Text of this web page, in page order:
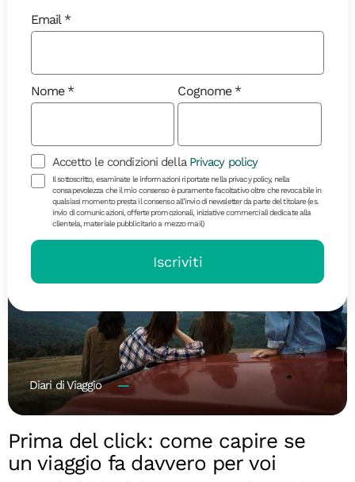
La magia della Scozia: Hogwarts
Express, castelli e isole
misteriose
Diari di Viaggio
Prima del click: come capire se
un viaggio fa davvero per voi
Email
Nome Cognome
Accetto le condizioni della Privacy policy
Il sottoscritto, esaminate le informazioni riportate nella privacy policy, nella
consapevolezza che il mio consenso è puramente facoltativo oltre che revocabile in
qualsiasi momento presta il consenso all’invio di newsletter da parte del titolare (es.
invio di comunicazioni, offerte promozionali, iniziative commerciali dedicate alla
clientela, materiale pubblicitario a mezzo mail)
Iscriviti